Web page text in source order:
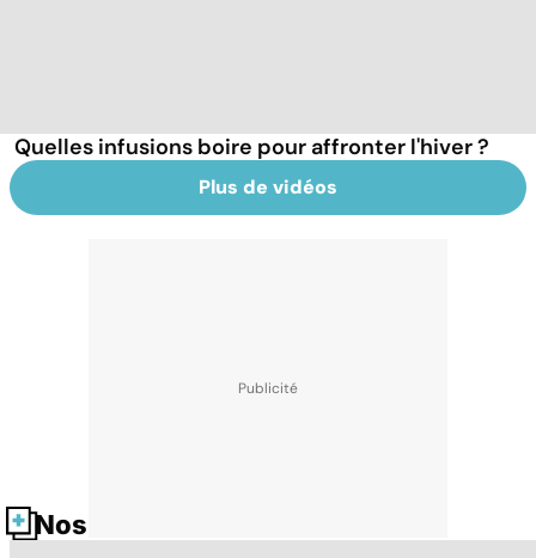
Quelles infusions boire pour affronter l'hiver ?
Plus de vidéos
Nos fiches santé